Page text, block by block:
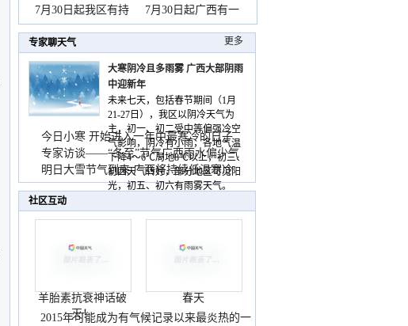
秀山
7月30日起我区有持 7月30日起广西有一
专家聊天气 更多
大寒阴冷且多雨雾 广西大部阴雨
中迎新年
未来七天，包括春节期间（1月
21-27日），我区以阴冷天气为
主，初一、初二受中等偏强冷空
气影响，阴冷有小雨，各地气温
下降4～6℃局地8℃以上，初三、
初四天气转好，部分地区可见阳
光，初五、初六有雨雾天气。
今日小寒 开始进入一年中最寒冷的日子
专家访谈——“冬至”节气广西雨水偏少气
温低
明日大雪节气到来 广西将持续低温寒冷
天气
社区互动
羊胎素抗衰神话破
灭！
春天
2015年可能成为有气候记录以来最炎热的一